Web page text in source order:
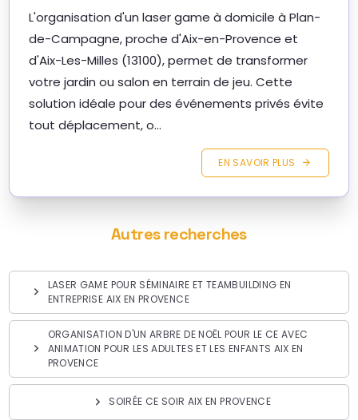
L'organisation d'un laser game à domicile à Plan-
de-Campagne, proche d'Aix-en-Provence et
d'Aix-Les-Milles (13100), permet de transformer
votre jardin ou salon en terrain de jeu. Cette
solution idéale pour des événements privés évite
tout déplacement, o...
EN SAVOIR PLUS
Autres recherches
LASER GAME POUR SÉMINAIRE ET TEAMBUILDING EN
ENTREPRISE AIX EN PROVENCE
ORGANISATION D'UN ARBRE DE NOËL POUR LE CE AVEC
ANIMATION POUR LES ADULTES ET LES ENFANTS AIX EN
PROVENCE
SOIRÉE CE SOIR AIX EN PROVENCE